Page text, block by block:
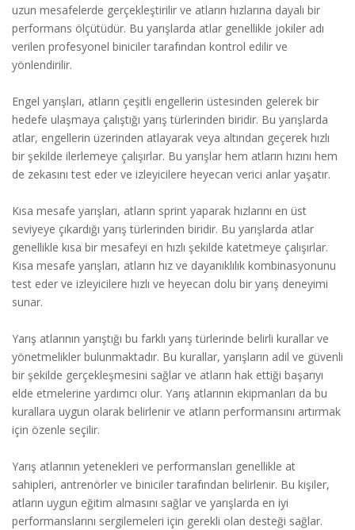
uzun mesafelerde gerçekleştirilir ve atların hızlarına dayalı bir
performans ölçütüdür. Bu yarışlarda atlar genellikle jokiler adı
verilen profesyonel biniciler tarafından kontrol edilir ve
yönlendirilir.
Engel yarışları, atların çeşitli engellerin üstesinden gelerek bir
hedefe ulaşmaya çalıştığı yarış türlerinden biridir. Bu yarışlarda
atlar, engellerin üzerinden atlayarak veya altından geçerek hızlı
bir şekilde ilerlemeye çalışırlar. Bu yarışlar hem atların hızını hem
de zekasını test eder ve izleyicilere heyecan verici anlar yaşatır.
Kısa mesafe yarışları, atların sprint yaparak hızlarını en üst
seviyeye çıkardığı yarış türlerinden biridir. Bu yarışlarda atlar
genellikle kısa bir mesafeyi en hızlı şekilde katetmeye çalışırlar.
Kısa mesafe yarışları, atların hız ve dayanıklılık kombinasyonunu
test eder ve izleyicilere hızlı ve heyecan dolu bir yarış deneyimi
sunar.
Yarış atlarının yarıştığı bu farklı yarış türlerinde belirli kurallar ve
yönetmelikler bulunmaktadır. Bu kurallar, yarışların adil ve güvenli
bir şekilde gerçekleşmesini sağlar ve atların hak ettiği başarıyı
elde etmelerine yardımcı olur. Yarış atlarının ekipmanları da bu
kurallara uygun olarak belirlenir ve atların performansını artırmak
için özenle seçilir.
Yarış atlarının yetenekleri ve performansları genellikle at
sahipleri, antrenörler ve biniciler tarafından belirlenir. Bu kişiler,
atların uygun eğitim almasını sağlar ve yarışlarda en iyi
performanslarını sergilemeleri için gerekli olan desteği sağlar.